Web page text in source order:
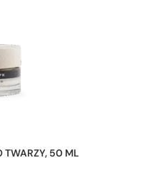
TWARZY, 50 ML